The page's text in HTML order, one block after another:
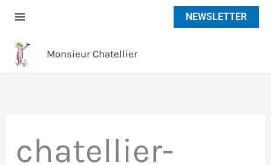
NEWSLETTER
Monsieur Chatellier
chatellier-